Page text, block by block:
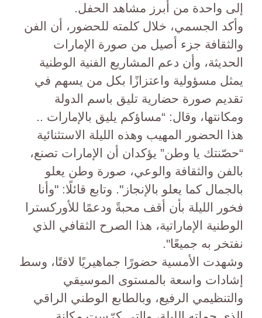
إلى واحدة من أبرز مشاهد الحفل.
وأكد الجسمي، خلال كلمته للحضور، أن الفن
والثقافة جزء أصيل من صورة الإمارات
الحديثة، وأن دعم المشاريع الفنية الوطنية
يمثل مسؤولية واعتزازًا بكل من يسهم في
تقديم صورة حضارية تليق باسم الدولة
ومكانتها، وقال: “مساؤكم يليق بالإمارات ..
هذا الحضور المهيب وهذه الليلة الاستثنائية
“حصّنتك يا وطن” يؤكدان أن الإمارات تصنع،
بالفن والثقافة والوعي، صورة وطن يعلو
بالجمال كما يعلو بالإنجاز". وتابع قائلًا: "وأنا
فخور الليلة بأن أقف محبةً ودعمًا للأوركسترا
الوطنية الإماراتية، هذا الصرح الثقافي الذي
نفتخر به جميعًا".
وشهدت الأمسية حضورًا جماهيريًا لافتًا، وسط
إشادات واسعة بالمستوى الموسيقي
والتنظيمي الرفيع، وبالطابع الوطني الراقي